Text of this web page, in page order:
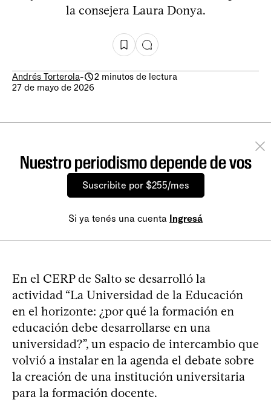
la consejera Laura Donya.
Andrés Torterola-
2 minutos de lectura
27 de mayo de 2026
Nuestro periodismo depende de vos
Suscribite por $255/mes
Si ya tenés una cuenta Ingresá
En el CERP de Salto se desarrolló la
actividad “La Universidad de la Educación
en el horizonte: ¿por qué la formación en
educación debe desarrollarse en una
universidad?”, un espacio de intercambio que
volvió a instalar en la agenda el debate sobre
la creación de una institución universitaria
para la formación docente.